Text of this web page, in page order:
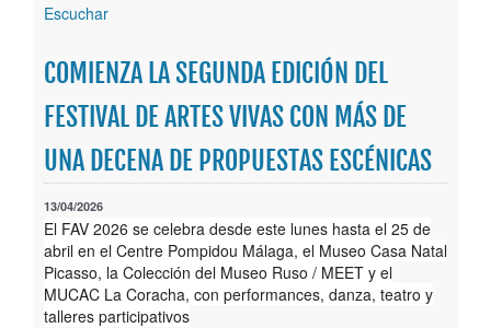
Actividades
Publicaciones
Trámites
Newsletter
Escuchar
COMIENZA LA SEGUNDA EDICIÓN DEL
FESTIVAL DE ARTES VIVAS CON MÁS DE
UNA DECENA DE PROPUESTAS ESCÉNICAS
13/04/2026
El FAV 2026 se celebra desde este lunes hasta el 25 de
abril en el Centre Pompidou Málaga, el Museo Casa Natal
Picasso, la Colección del Museo Ruso / MEET y el
MUCAC La Coracha, con performances, danza, teatro y
talleres participativos